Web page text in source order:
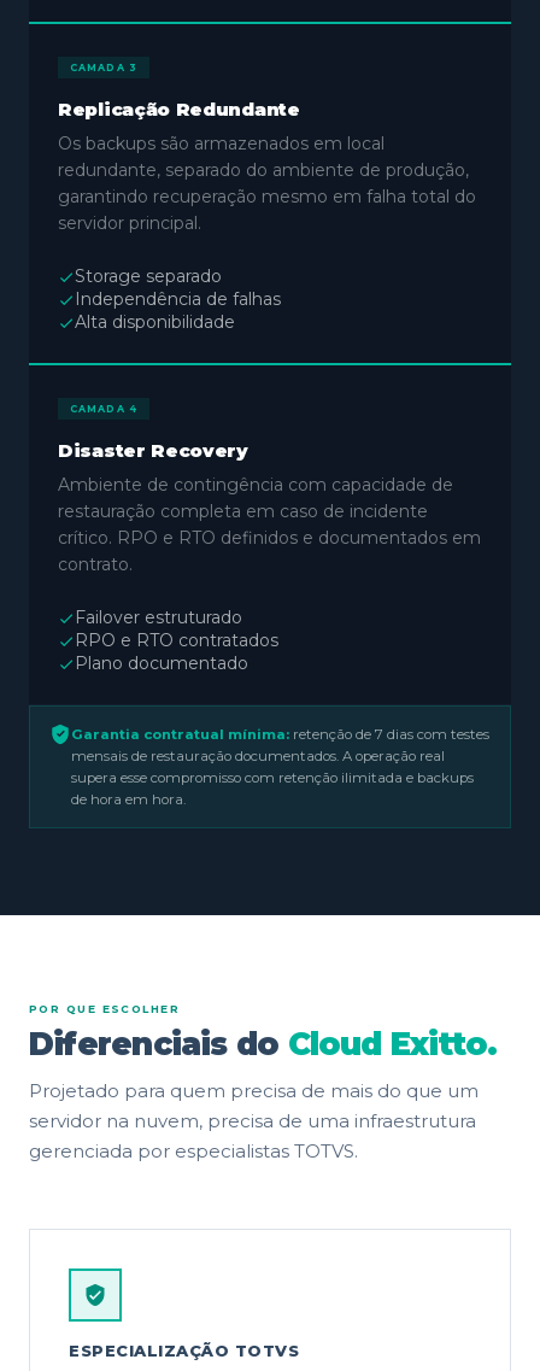
CAMADA 3
Replicação Redundante
Os backups são armazenados em local
redundante, separado do ambiente de produção,
garantindo recuperação mesmo em falha total do
servidor principal.
Storage separado
Independência de falhas
Alta disponibilidade
CAMADA 4
Disaster Recovery
Ambiente de contingência com capacidade de
restauração completa em caso de incidente
crítico. RPO e RTO definidos e documentados em
contrato.
Failover estruturado
RPO e RTO contratados
Plano documentado
Garantia contratual mínima: retenção de 7 dias com testes
mensais de restauração documentados. A operação real
supera esse compromisso com retenção ilimitada e backups
de hora em hora.
POR QUE ESCOLHER
Diferenciais do Cloud Exitto.
Projetado para quem precisa de mais do que um
servidor na nuvem, precisa de uma infraestrutura
gerenciada por especialistas TOTVS.
ESPECIALIZAÇÃO TOTVS